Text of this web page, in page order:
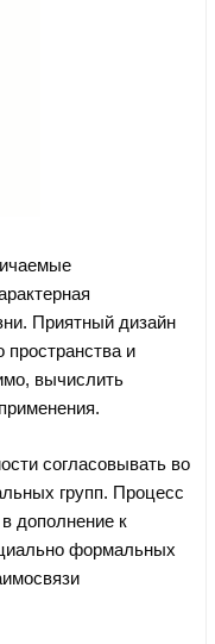
Приятный дизайн
пространства и
вычислить
согласовывать во
групп. Процесс
дополнение к
формальных